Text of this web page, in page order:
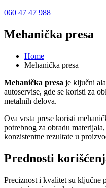
060 47 47 988
Mehanička presa
Home
Mehanička presa
Mehanička presa je ključni
autoservise, gde se koristi za
metalnih delova.
Ova vrsta prese koristi
potrebnog za obradu
konzistentne rezultate u
Prednosti
Preciznost i kvalitet su ključne